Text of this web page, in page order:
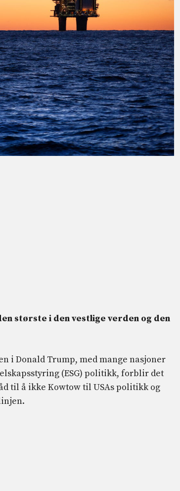
største i den vestlige verden og den
i Donald Trump, med mange nasjoner
(ESG) politikk, forblir det
til å ikke Kowtow til USAs politikk og